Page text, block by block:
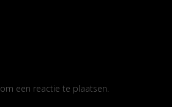
om een reactie te plaatsen.